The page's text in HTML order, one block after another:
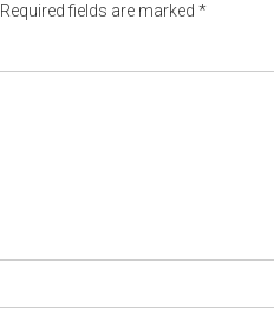
Required fields are marked *